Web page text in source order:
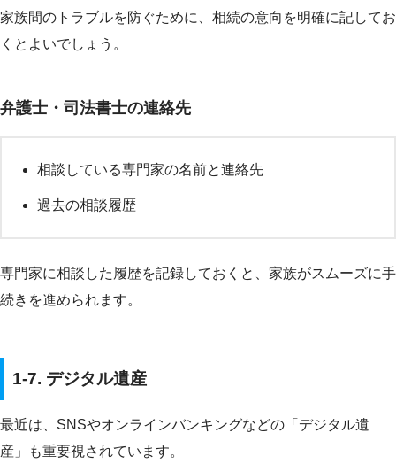
家族間のトラブルを防ぐために、相続の意向を明確に記してお
くとよいでしょう。
弁護士・司法書士の連絡先
相談している専門家の名前と連絡先
過去の相談履歴
専門家に相談した履歴を記録しておくと、家族がスムーズに手
続きを進められます。
1-7. デジタル遺産
最近は、SNSやオンラインバンキングなどの「デジタル遺
産」も重要視されています。